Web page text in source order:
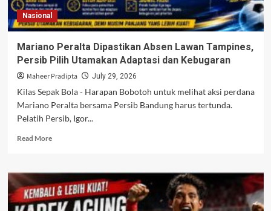
Mengguncang
The
Blues
Nasional
Mariano Peralta Dipastikan Absen Lawan Tampines,
Persib Pilih Utamakan Adaptasi dan Kebugaran
Maheer Pradipta July 29, 2026
Kilas Sepak Bola - Harapan Bobotoh untuk melihat aksi perdana
Mariano Peralta bersama Persib Bandung harus tertunda.
Pelatih Persib, Igor...
Read MoreRead
Mariano
Peralta
Dipastikan
Absen